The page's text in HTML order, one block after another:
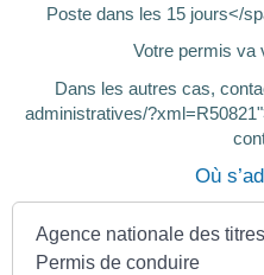
Poste dans les 15 jours</
Votre permis va
Dans les autres cas,
administratives/
Où
Agence nationale des
Permis de conduire